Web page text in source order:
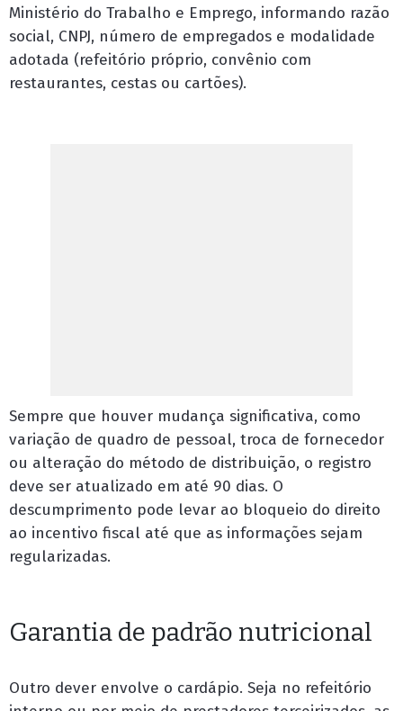
Ministério do Trabalho e Emprego, informando razão
social, CNPJ, número de empregados e modalidade
adotada (refeitório próprio, convênio com
restaurantes, cestas ou cartões).
Sempre que houver mudança significativa, como
variação de quadro de pessoal, troca de fornecedor
ou alteração do método de distribuição, o registro
deve ser atualizado em até 90 dias. O
descumprimento pode levar ao bloqueio do direito
ao incentivo fiscal até que as informações sejam
regularizadas.
Garantia de padrão nutricional
Outro dever envolve o cardápio. Seja no refeitório